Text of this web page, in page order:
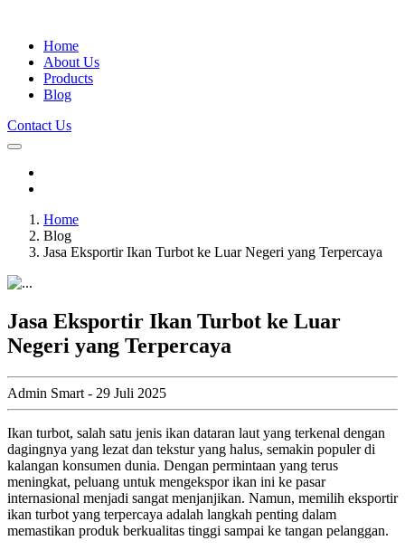
Home
About Us
Products
Blog
Contact Us
Home
Blog
Jasa Eksportir Ikan Turbot ke Luar Negeri yang Terpercaya
Jasa Eksportir Ikan Turbot ke Luar
Negeri yang Terpercaya
Admin Smart - 29 Juli 2025
Ikan turbot, salah satu jenis ikan dataran laut yang terkenal dengan
dagingnya yang lezat dan tekstur yang halus, semakin populer di
kalangan konsumen dunia. Dengan permintaan yang terus
meningkat, peluang untuk mengekspor ikan ini ke pasar
internasional menjadi sangat menjanjikan. Namun, memilih eksportir
ikan turbot yang terpercaya adalah langkah penting dalam
memastikan produk berkualitas tinggi sampai ke tangan pelanggan.